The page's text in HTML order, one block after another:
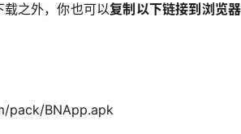
之外，你也可以复制以下链接到浏览
pack/BNApp.apk